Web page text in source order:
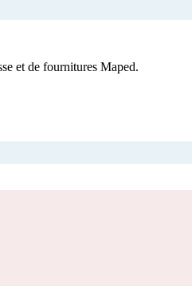
et de fournitures Maped.